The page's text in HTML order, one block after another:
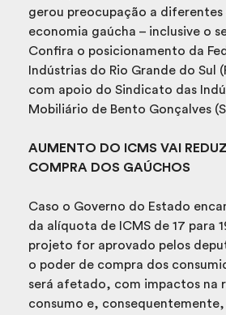
gerou preocupação a diferentes
economia gaúcha – inclusive o
Confira o posicionamento da
Indústrias do Rio Grande do Sul
com apoio do Sindicato das
Mobiliário de Bento Gonçalves
AUMENTO DO ICMS VAI
COMPRA DOS GAÚCHOS
Caso o Governo do Estado
da alíquota de ICMS de 17 para
projeto for aprovado pelos
o poder de compra dos
será afetado, com impactos na
consumo e,